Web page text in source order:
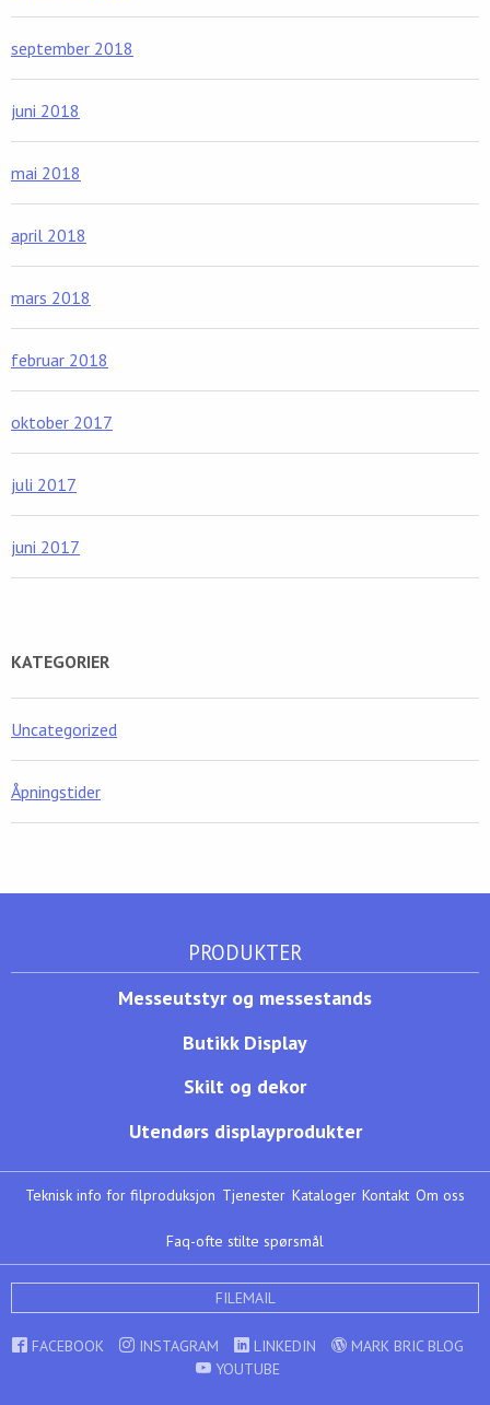
september 2018
juni 2018
mai 2018
april 2018
mars 2018
februar 2018
oktober 2017
juli 2017
juni 2017
KATEGORIER
Uncategorized
Åpningstider
PRODUKTER
Messeutstyr og messestands
Butikk Display
Skilt og dekor
Utendørs displayprodukter
Teknisk info for filproduksjon Tjenester Kataloger Kontakt Om oss
Faq-ofte stilte spørsmål
FILEMAIL
FACEBOOK INSTAGRAM LINKEDIN
MARK BRIC BLOG
YOUTUBE